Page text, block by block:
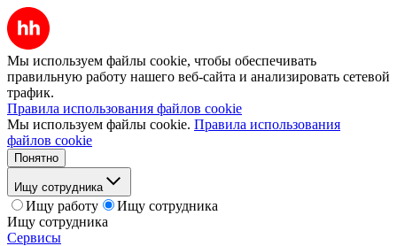
Мы используем файлы cookie, чтобы обеспечивать
правильную работу нашего веб-сайта и анализировать сетевой
трафик.
Правила использования файлов cookie
Мы используем файлы cookie. Правила использования
файлов cookie
Понятно
Ищу сотрудника
Ищу работу
Ищу сотрудника
Ищу сотрудника
Сервисы